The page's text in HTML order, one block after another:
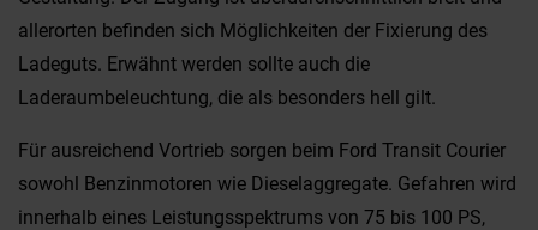
allerorten befinden sich Möglichkeiten der Fixierung des
Ladeguts. Erwähnt werden sollte auch die
Laderaumbeleuchtung, die als besonders hell gilt.
Für ausreichend Vortrieb sorgen beim Ford Transit Courier
sowohl Benzinmotoren wie Dieselaggregate. Gefahren wird
innerhalb eines Leistungsspektrums von 75 bis 100 PS,